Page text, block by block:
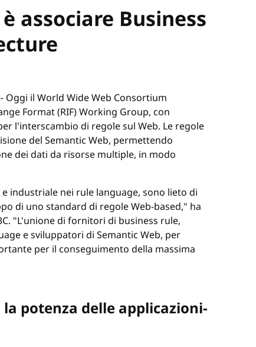
associare Business
Oggi il World Wide Web Consortium
Format (RIF) Working Group, con
l'interscambio di regole sul Web. Le regole
del Semantic Web, permettendo
dei dati da risorse multiple, in modo
industriale nei rule language, sono lieto di
di uno standard di regole Web-based," ha
"L'unione di fornitori di business rule,
e sviluppatori di Semantic Web, per
per il conseguimento della massima
potenza delle applicazioni-